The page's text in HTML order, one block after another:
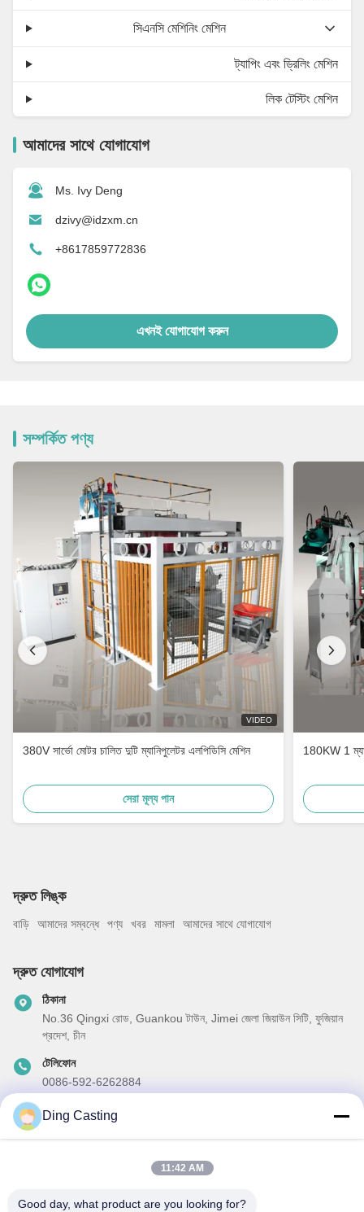
সিএনসি মেশিনিং মেশিন
ট্যাপিং এবং ড্রিলিং মেশিন
লিক টেস্টিং মেশিন
আমাদের সাথে যোগাযোগ
Ms. Ivy Deng
dzivy@idzxm.cn
+8617859772836
এখনই যোগাযোগ করুন
সম্পর্কিত পণ্য
VIDEO
380V সার্ভো মোটর চালিত দুটি ম্যানিপুলেটর এলপিডিসি মেশিন
সেরা মূল্য পান
180KW 1
দ্রুত লিঙ্ক
বাড়ি আমাদের সম্বন্ধে পণ্য খবর মামলা আমাদের সাথে যোগাযোগ
দ্রুত যোগাযোগ
ঠিকানা
No.36 Qingxi রোড, Guankou টাউন, Jimei জেলা জিয়াউন সিটি, ফুজিয়ান
প্রদেশ, চীন
টেলিফোন
0086-592-6262884
ই-মেইল
Ding Casting
11:42 AM
Good day, what product are you looking for?